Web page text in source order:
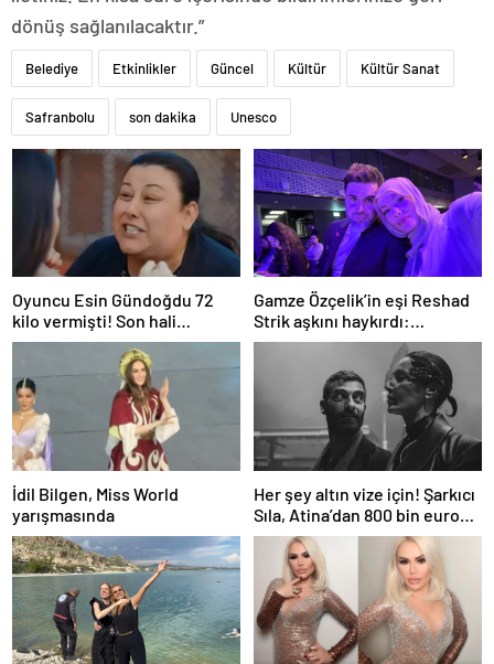
dönüş sağlanılacaktır.”
Belediye Etkinlikler Güncel Kültür Kültür Sanat
Safranbolu son dakika Unesco
Oyuncu Esin Gündoğdu 72
kilo vermişti! Son hali
gündem oldu
Gamze Özçelik’in eşi Reshad
Strik aşkını haykırdı:
“Cennetim”
İdil Bilgen, Miss World
yarışmasında
Her şey altın vize için! Şarkıcı
Sıla, Atina’dan 800 bin euro
değerinde daire aldı